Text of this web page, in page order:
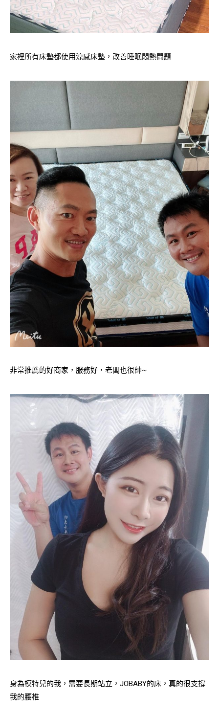
家裡所有床墊都使用涼感床墊，改善睡眠悶熱問題
非常推薦的好商家，服務好，老闆也很帥~
身為模特兒的我，需要長期站立，JOBABY的床，真的很支撐
我的腰椎